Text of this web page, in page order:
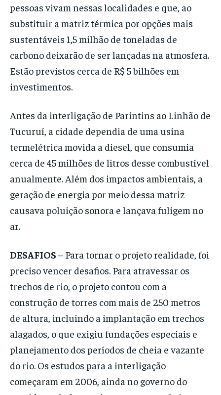
pessoas vivam nessas localidades e que, ao
substituir a matriz térmica por opções mais
sustentáveis 1,5 milhão de toneladas de
carbono deixarão de ser lançadas na atmosfera.
Estão previstos cerca de R$ 5 bilhões em
investimentos.
Antes da interligação de Parintins ao Linhão de
Tucuruí, a cidade dependia de uma usina
termelétrica movida a diesel, que consumia
cerca de 45 milhões de litros desse combustível
anualmente. Além dos impactos ambientais, a
geração de energia por meio dessa matriz
causava poluição sonora e lançava fuligem no
ar.
DESAFIOS – Para tornar o projeto realidade, foi
preciso vencer desafios. Para atravessar os
trechos de rio, o projeto contou com a
construção de torres com mais de 250 metros
de altura, incluindo a implantação em trechos
alagados, o que exigiu fundações especiais e
planejamento dos períodos de cheia e vazante
do rio. Os estudos para a interligação
começaram em 2006, ainda no governo do